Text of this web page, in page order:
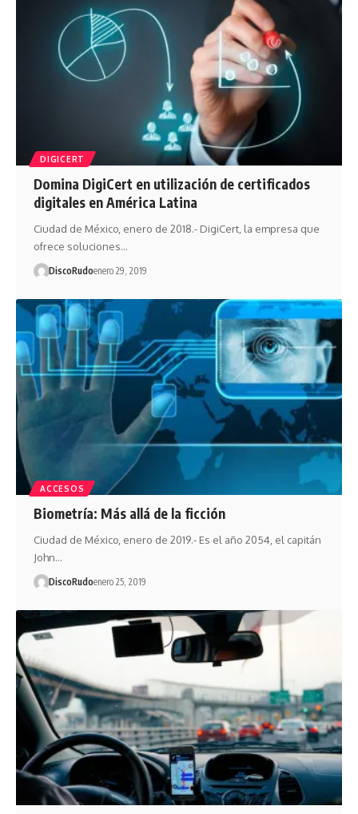
DIGICERT
Domina DigiCert en utilización de certificados
digitales en América Latina
Ciudad de México, enero de 2018.- DigiCert, la empresa que
ofrece soluciones…
DiscoRudoenero 29, 2019
ACCESOS
Biometría: Más allá de la ficción
Ciudad de México, enero de 2019.- Es el año 2054, el capitán
John…
DiscoRudoenero 25, 2019